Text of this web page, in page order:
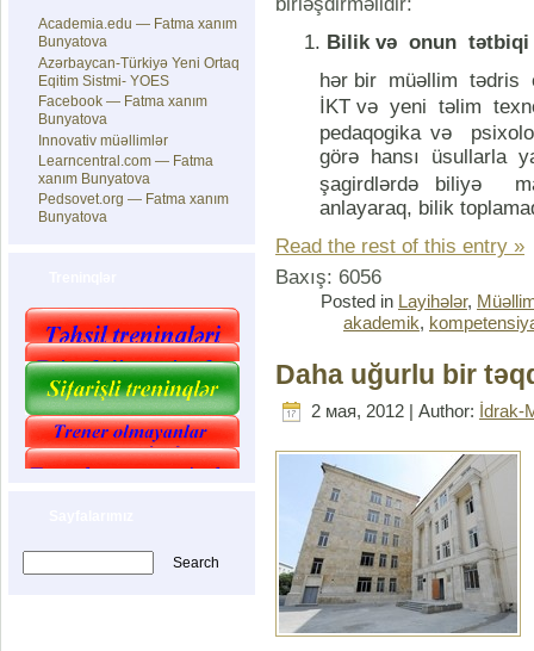
Academia.edu — Fatma xanım
Bunyatova
Azərbaycan-Türkiyə Yeni Ortaq
Eqitim Sistmi- YOES
Facebook — Fatma xanım
Bunyatova
Innovativ müəllimlər
Learncentral.com — Fatma
xanım Bunyatova
Pedsovet.org — Fatma xanım
Bunyatova
Bilik və onun tətbiqi
hər bir müəllim tədris
İKT və yeni təlim
pedaqogika və
görə hansı üsullarla
şagirdlərdə biliyə
anlayaraq, bilik
Read the rest of this entry »
Baxış: 6056
Posted in Layihələr,
akademik,
Daha uğurlu bir
2 мая, 2012 | Author: İdrak-